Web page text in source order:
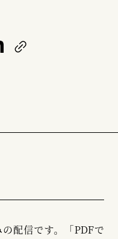
配信です。「PDFで